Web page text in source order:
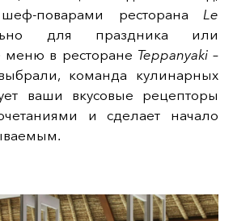
шеф-поварами ресторана Le
для праздника или
меню в ресторане Teppanyaki–
команда кулинарных
ваши вкусовые рецепторы
и сделает начало